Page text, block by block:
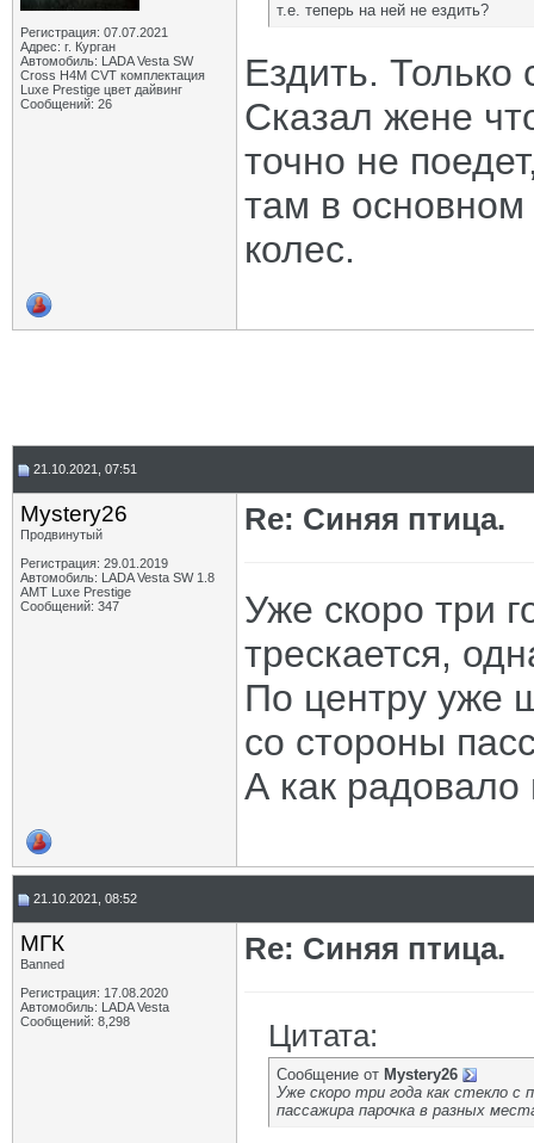
Регистрация: 07.07.2021
Адрес: г. Курган
Автомобиль: LADA Vesta SW
Cross H4M CVT комплектация
Luxe Prestige цвет дайвинг
Сообщений: 26
т.е. теперь на ней не ездить?
Ездить. Только
Сказал жене
точно не
там в
колес.
21.10.2021, 07:51
Mystery26
Продвинутый
Регистрация: 29.01.2019
Автомобиль: LADA Vesta SW 1.8
AMT Luxe Prestige
Сообщений: 347
Re: Синяя птица.
Уже скоро три
трескается,
По центру уже
со стороны
А как радовало
21.10.2021, 08:52
МГК
Banned
Регистрация: 17.08.2020
Автомобиль: LADA Vesta
Сообщений: 8,298
Re: Синяя птица.
Цитата:
Сообщение от Mystery26
Уже скоро три года как стекло
пассажира парочка в разных